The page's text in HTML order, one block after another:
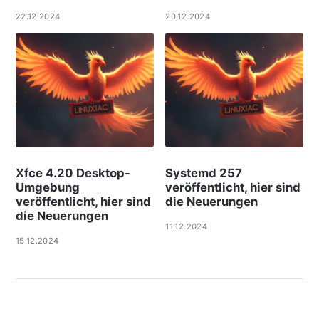
22.12.2024 20.12.2024
Xfce 4.20 Desktop-
Umgebung
veröffentlicht, hier sind
die Neuerungen
15.12.2024
Systemd 257
veröffentlicht, hier sind
die Neuerungen
11.12.2024